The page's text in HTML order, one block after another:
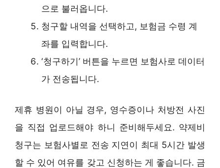
으로 불러옵니다.
청구할 내역을 선택하고, 보험금 수령 계
좌를 입력합니다.
‘청구하기’ 버튼을 누르면 보험사로 데이터
가 전송됩니다.
제휴 병원이 아닐 경우, 영수증이나 처방전 사진
을 직접 업로드해야 하니 준비해두세요. 약제비
청구는 보험사별로 전송 지연이 최대 5시간 발생
할 수 있어 여유를 갖고 신청하는 게 좋습니다. 금